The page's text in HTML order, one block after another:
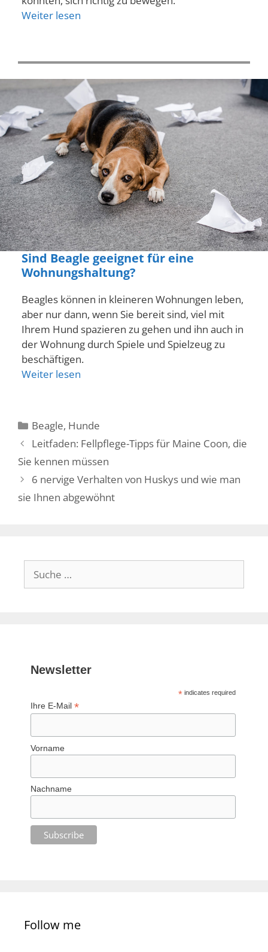
Weiter lesen
Sind Beagle geeignet für eine
Wohnungshaltung?
Beagles können in kleineren Wohnungen leben,
aber nur dann, wenn Sie bereit sind, viel mit
Ihrem Hund spazieren zu gehen und ihn auch in
der Wohnung durch Spiele und Spielzeug zu
beschäftigen.
Weiter lesen
Kategorien
Beagle, Hunde
Leitfaden: Fellpflege-Tipps für Maine Coon, die
Sie kennen müssen
6 nervige Verhalten von Huskys und wie man
sie Ihnen abgewöhnt
Suche
nach:
Newsletter
*indicates required
Ihre E-Mail*
Vorname
Nachname
Follow me